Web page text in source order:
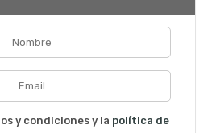
y condiciones y la política de